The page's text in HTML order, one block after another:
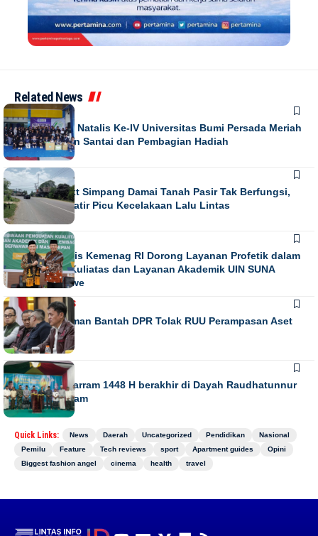
Related News
NEWS
Puncak Dies Natalis Ke-IV Universitas Bumi Persada Meriah
dengan Jalan Santai dan Pembagian Hadiah
NEWS
Running Text Simpang Damai Tanah Pasir Tak Berfungsi,
Warga Khawatir Picu Kecelakaan Lalu Lintas
NEWS
Direktur Diktis Kemenag RI Dorong Layanan Profetik dalam
Penguatan Kuliatas dan Layanan Akademik UIN SUNA
Lhokseumawe
NASIONALNEWS
Habiburokhman Bantah DPR Tolak RUU Perampasan Aset
NEWS
Gebyar Muharram 1448 H berakhir di Dayah Raudhatunnur
Alharuni Nisam
Quick Links: News Daerah Uncategorized Pendidikan
Nasional
Pemilu
Feature Tech reviews sport Apartment guides
Opini
Biggest fashion angel
cinema health travel